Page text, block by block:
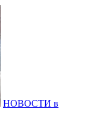
НОВОСТИ в